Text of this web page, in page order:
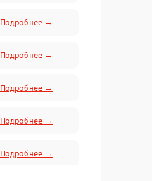
Подробнее →
Подробнее →
Подробнее →
Подробнее →
Подробнее →